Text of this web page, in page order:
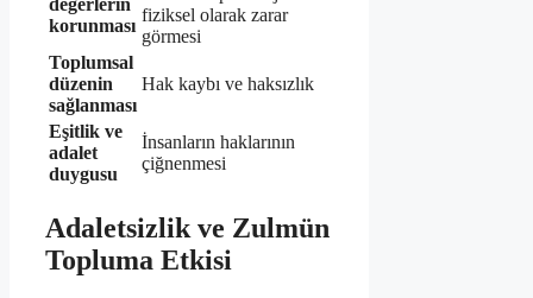
değerlerin
korunması
fiziksel olarak zarar
görmesi
Toplumsal
düzenin
sağlanması
Hak kaybı ve haksızlık
Eşitlik ve
adalet
duygusu
İnsanların haklarının
çiğnenmesi
Adaletsizlik ve Zulmün
Topluma Etkisi